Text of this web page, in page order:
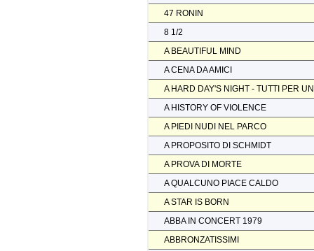
47 RONIN
8 1/2
A BEAUTIFUL MIND
A CENA DA AMICI
A HARD DAY'S NIGHT - TUTTI PER
A HISTORY OF VIOLENCE
A PIEDI NUDI NEL PARCO
A PROPOSITO DI SCHMIDT
A PROVA DI MORTE
A QUALCUNO PIACE CALDO
A STAR IS BORN
ABBA IN CONCERT 1979
ABBRONZATISSIMI